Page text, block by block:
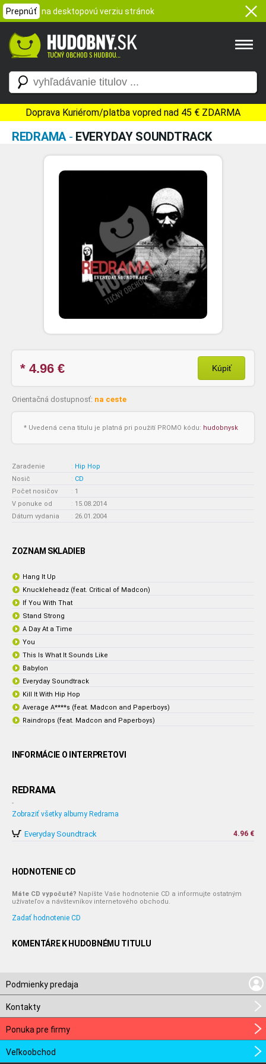
Prepnúť na desktopovú verziu stránok
Doprava Kuriérom/platba vopred nad 45 € ZDARMA
REDRAMA- EVERYDAY SOUNDTRACK
* 4.96 € Kúpiť
Orientačná dostupnosť: na ceste
* Uvedená cena titulu je platná pri použití PROMO kódu: hudobnysk
Zaradenie : Hip Hop
Nosič
: CD
Počet nosičov
: 1
V ponuke od
: 15.08.2014
Dátum vydania
: 26.01.2004
ZOZNAM SKLADIEB
Hang It Up
Knuckleheadz (feat. Critical of Madcon)
If You With That
Stand Strong
A Day At a Time
You
This Is What It Sounds Like
Babylon
Everyday Soundtrack
Kill It With Hip Hop
Average A****s (feat. Madcon and Paperboys)
Raindrops (feat. Madcon and Paperboys)
INFORMÁCIE O INTERPRETOVI
REDRAMA
-
Zobraziť všetky albumy Redrama
Everyday Soundtrack 4.96 €
HODNOTENIE CD
Máte CD vypočuté? Napíšte Vaše hodnotenie CD a informujte ostatným
užívateľov a návštevníkov internetového obchodu.
Zadať hodnotenie CD
KOMENTÁRE K HUDOBNÉMU TITULU
Podmienky predaja
Kontakty
Ponuka pre firmy
Veľkoobchod